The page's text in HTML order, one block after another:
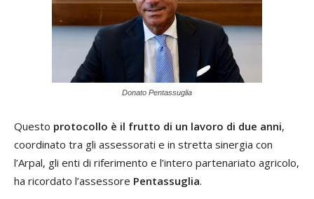
Donato Pentassuglia
Questo protocollo è il frutto di un lavoro di due anni,
coordinato tra gli assessorati e in stretta sinergia con
l’Arpal, gli enti di riferimento e l’intero partenariato agricolo,
ha ricordato l’assessore Pentassuglia.